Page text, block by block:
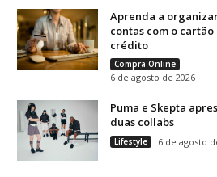
Aprenda a
contas com o cartão
crédito
Compra Online
6 de agosto de 2026
Puma e Skepta
duas collabs
Lifestyle 6 de agosto